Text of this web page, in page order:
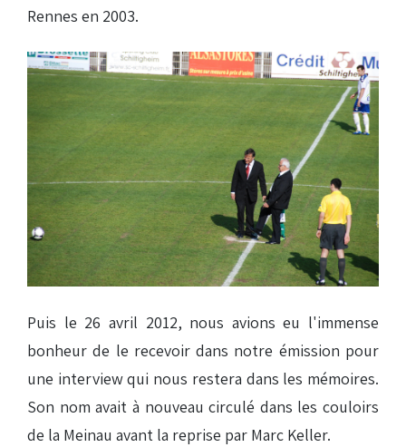
Rennes en 2003.
Puis le 26 avril 2012, nous avions eu l'immense
bonheur de le recevoir dans notre émission pour
une interview qui nous restera dans les mémoires.
Son nom avait à nouveau circulé dans les couloirs
de la Meinau avant la reprise par Marc Keller.